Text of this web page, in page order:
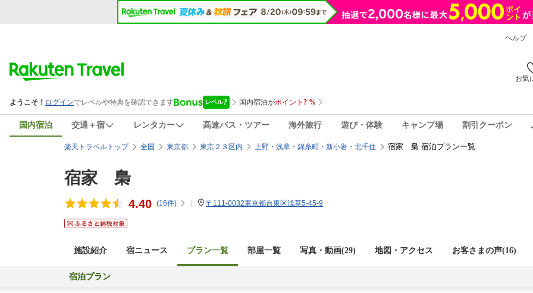
ヘルプ
お気
国内宿泊 交通＋宿 レンタカー 高速バス・ツアー 海外旅行 遊び・体験 キャンプ場 割引クーポン
楽天トラベルトップ 全国 東京都 東京２３区内 上野・浅草・錦糸町・新小岩・北千住 宿家 梟 宿泊プラン一覧
宿家 梟
4.40 (16件) 〒111-0032東京都台東区浅草5-45-9
施設紹介 宿ニュース プラン一覧 部屋一覧 写真・動画(29) 地図・アクセス お客さまの声(16)
宿泊プラン